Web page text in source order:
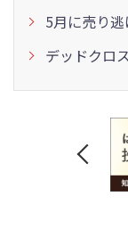
5月に売り逃
デッドクロス